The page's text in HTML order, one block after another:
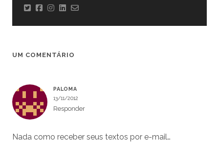
UM COMENTÁRIO
PALOMA
13/11/2012
Responder
Nada como receber seus textos por e-mail…